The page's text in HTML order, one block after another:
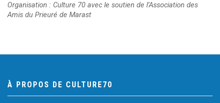
Organisation : Culture 70 avec le soutien de l’Association des
Amis du Prieuré de Marast
À PROPOS DE CULTURE70